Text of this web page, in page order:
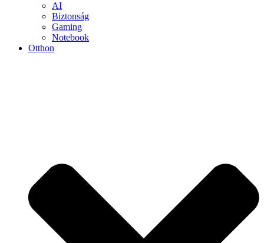
AI
Biztonság
Gaming
Notebook
Otthon